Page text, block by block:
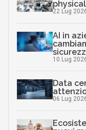
22 Lug
AI in
10 Lug
Data
06 Lug